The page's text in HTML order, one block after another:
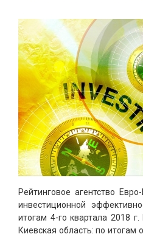
Рейтинговое агентство
инвестиционной
итогам 4-го квартала 2018
Киевская область: по итогам